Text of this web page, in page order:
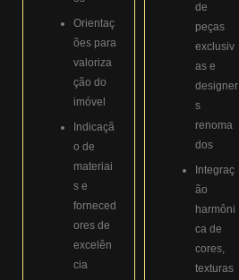
Orientaç
ões para
valoriza
ção do
imóvel
Indicaçã
o de
materiai
s e
forneced
ores de
excelên
cia
de
peças
exclusiv
as e
designer
s
renoma
dos
Integraç
ão
harmôni
ca de
cores,
texturas